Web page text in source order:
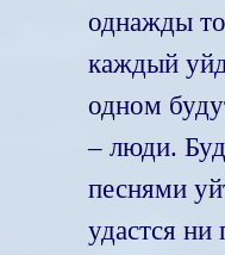
однажды
каждый
одном
– люди.
песнями
удастся